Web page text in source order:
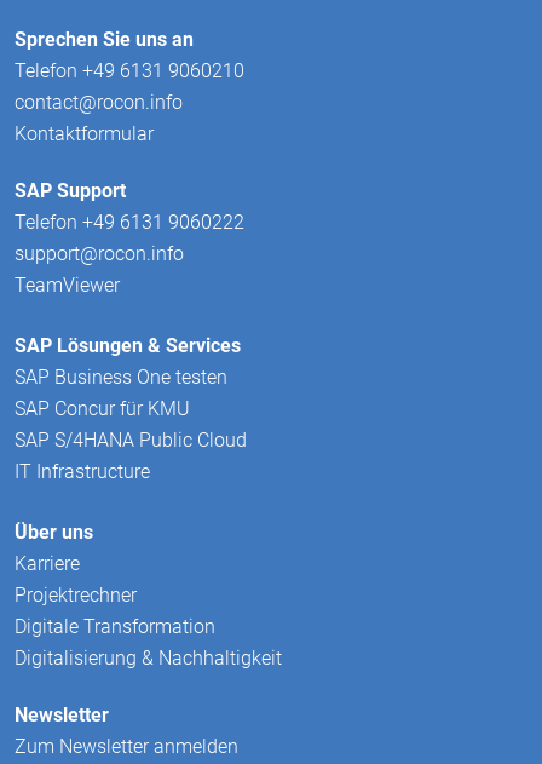
Sprechen Sie uns an
Telefon +49 6131 9060210
contact@rocon.info
Kontaktformular
SAP Support
Telefon +49 6131 9060222
support@rocon.info
TeamViewer
SAP Lösungen & Services
SAP Business One testen
SAP Concur für KMU
SAP S/4HANA Public Cloud
IT Infrastructure
Über uns
Karriere
Projektrechner
Digitale Transformation
Digitalisierung & Nachhaltigkeit
Newsletter
Zum Newsletter anmelden